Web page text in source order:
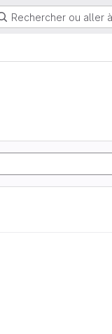
Rechercher ou aller